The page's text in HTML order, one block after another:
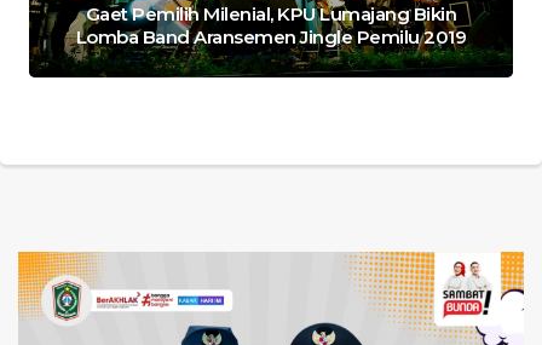
Gaet Pemilih Milenial, KPU Lumajang Bikin
Lomba Band Aransemen Jingle Pemilu 2019